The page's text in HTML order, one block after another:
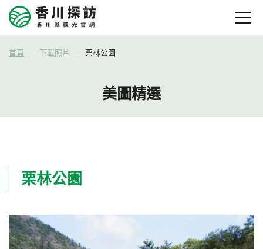
首頁 下載照片 栗林公園
美圖精選
栗林公園